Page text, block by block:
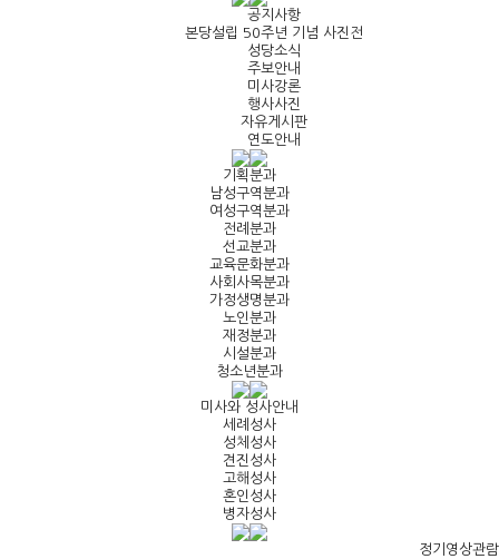
공지사항
본당설립 50주년 기념 사진전
성당소식
주보안내
미사강론
행사사진
자유게시판
연도안내
기획분과
남성구역분과
여성구역분과
전례분과
선교분과
교육문화분과
사회사목분과
가정생명분과
노인분과
재정분과
시설분과
청소년분과
미사와 성사안내
세례성사
성체성사
견진성사
고해성사
혼인성사
병자성사
정기영상관람